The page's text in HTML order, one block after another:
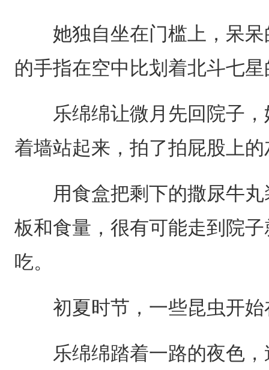
她独自坐在门槛上，呆呆
的手指在空中比划着北斗七
乐绵绵让微月先回院子，
着墙站起来，拍了拍屁股上
用食盒把剩下的撒尿牛丸
板和食量，很有可能走到院
吃。
初夏时节，一些昆虫开始
乐绵绵踏着一路的夜色